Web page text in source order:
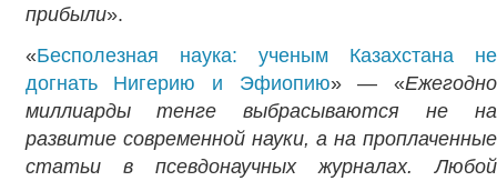
прибыли».
«Бесполезная наука: ученым Казахстана не
догнать Нигерию и Эфиопию» — «Ежегодно
миллиарды тенге выбрасываются не на
развитие современной науки, а на проплаченные
статьи в псевдонаучных журналах. Любой